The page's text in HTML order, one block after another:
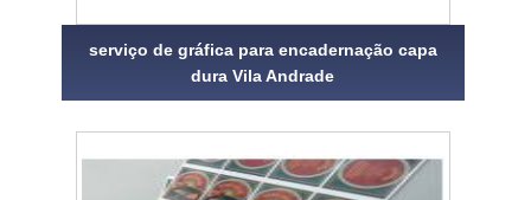
serviço de gráfica para encadernação capa
dura Vila Andrade